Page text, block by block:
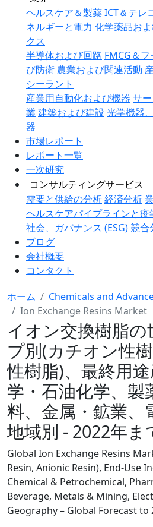
ヘルスケア＆製薬ICT＆テレ
ネルギーと電力 化学薬品お
クス
半導体および回路 FMCG＆フ
び防衛 農業および関連活動
シーラント
産業用自動化および機器 サ
業 建築および建設 光学機器
器
市場レポート
レポート一覧
一次研究
コンサルティングサービス
需要と供給の分析経済分析
ヘルスケアパイプラインと疫
社会、ガバナンス (ESG)競合
ブログ
会社概要
コンタクト
ホーム
Chemicals and
Ion Exchange Resins Market
イオン交換樹脂の
プ別(カチオン性
性樹脂)、最終用
学・石油化学、製
料、金属・鉱業、
地域別 - 2022年ま
Global Ion Exchange Resins
Resin, Anionic Resin), End-Use
Chemical & Petrochemical,
Beverage, Metals & Mining,
Geography – Global Forecast to